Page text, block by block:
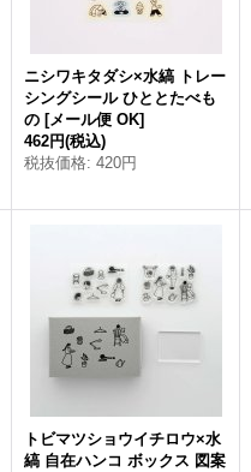
ニシワキタダシ×水縞 トレー
シングシール ひととたべも
の [メール便 OK]
462円(税込)
税抜価格: 420円
トビマツショウイチロウ×水
縞 自在ハンコ ボックス 図案